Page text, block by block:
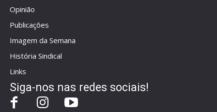
Opinião
Publicações
Imagem da Semana
História Sindical
Links
Siga-nos nas redes sociais!